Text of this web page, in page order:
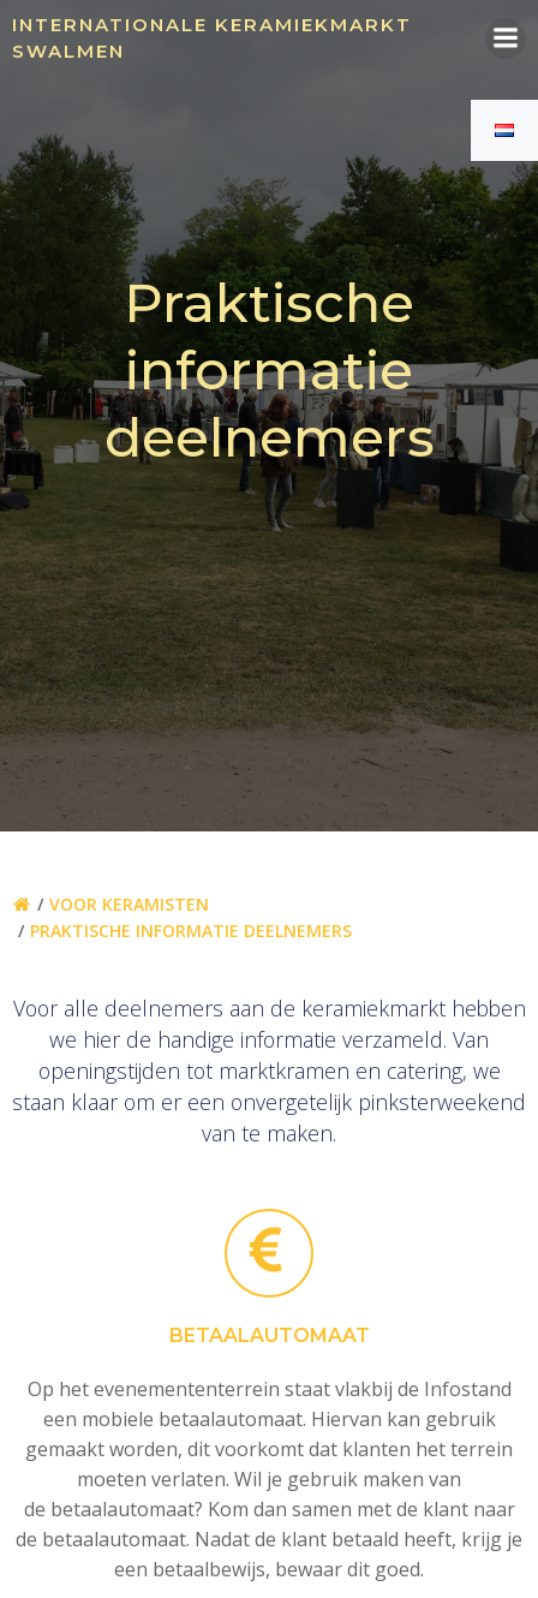
Ga
INTERNATIONALE KERAMIEKMARKT
SWALMEN
Praktische
informatie
deelnemers
VOOR KERAMISTEN
PRAKTISCHE INFORMATIE DEELNEMERS
Voor alle deelnemers aan de keramiekmarkt hebben
we hier de handige informatie verzameld. Van
openingstijden tot marktkramen en catering, we
staan klaar om er een onvergetelijk pinksterweekend
van te maken.
BETAALAUTOMAAT
Op het evenemententerrein staat vlakbij de Infostand
een mobiele betaalautomaat. Hiervan kan gebruik
gemaakt worden, dit voorkomt dat klanten het terrein
moeten verlaten. Wil je gebruik maken van
de betaalautomaat? Kom dan samen met de klant naar
de betaalautomaat. Nadat de klant betaald heeft, krijg je
een betaalbewijs, bewaar dit goed.